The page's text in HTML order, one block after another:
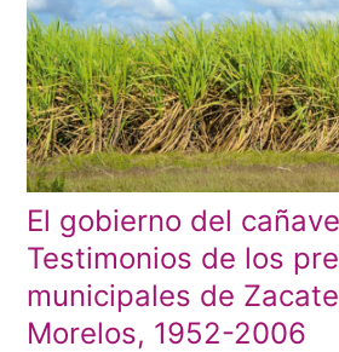
El gobierno del
Testimonios de los
municipales de
Morelos, 1952-2006